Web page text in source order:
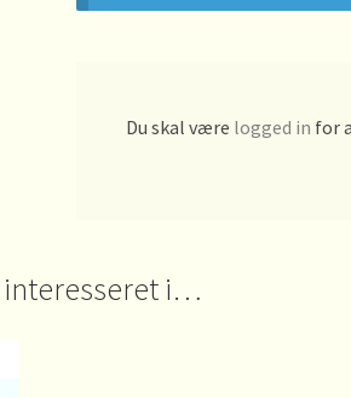
Du skal være logged in for
interesseret i…